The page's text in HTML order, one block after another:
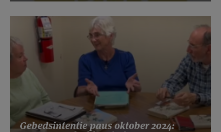
Gebedsintentie paus oktober 2024: